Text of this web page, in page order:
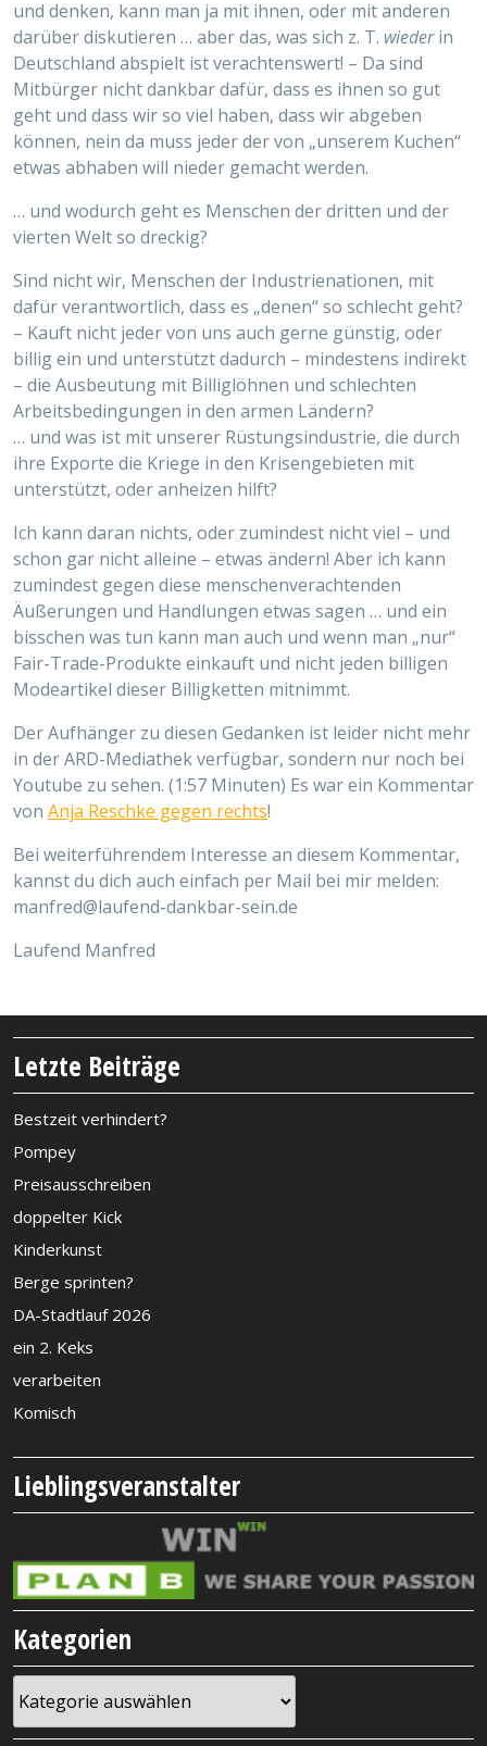
und denken, kann man ja mit ihnen, oder mit anderen
darüber diskutieren … aber das, was sich z. T. wiederin
Deutschland abspielt ist verachtenswert! – Da sind
Mitbürger nicht dankbar dafür, dass es ihnen so gut
geht und dass wir so viel haben, dass wir abgeben
können, nein da muss jeder der von „unserem Kuchen“
etwas abhaben will nieder gemacht werden.
… und wodurch geht es Menschen der dritten und der
vierten Welt so dreckig?
Sind nicht wir, Menschen der Industrienationen, mit
dafür verantwortlich, dass es „denen“ so schlecht geht?
– Kauft nicht jeder von uns auch gerne günstig, oder
billig ein und unterstützt dadurch – mindestens indirekt
– die Ausbeutung mit Billiglöhnen und schlechten
Arbeitsbedingungen in den armen Ländern?
… und was ist mit unserer Rüstungsindustrie, die durch
ihre Exporte die Kriege in den Krisengebieten mit
unterstützt, oder anheizen hilft?
Ich kann daran nichts, oder zumindest nicht viel – und
schon gar nicht alleine – etwas ändern! Aber ich kann
zumindest gegen diese menschenverachtenden
Äußerungen und Handlungen etwas sagen … und ein
bisschen was tun kann man auch und wenn man „nur“
Fair-Trade-Produkte einkauft und nicht jeden billigen
Modeartikel dieser Billigketten mitnimmt.
Der Aufhänger zu diesen Gedanken ist leider nicht mehr
in der ARD-Mediathek verfügbar, sondern nur noch bei
Youtube zu sehen. (1:57 Minuten) Es war ein Kommentar
von Anja Reschke gegen rechts!
Bei weiterführendem Interesse an diesem Kommentar,
kannst du dich auch einfach per Mail bei mir melden:
manfred@laufend-dankbar-sein.de
Laufend Manfred
Letzte Beiträge
Bestzeit verhindert?
Pompey
Preisausschreiben
doppelter Kick
Kinderkunst
Berge sprinten?
DA-Stadtlauf 2026
ein 2. Keks
verarbeiten
Komisch
Lieblingsveranstalter
Kategorien